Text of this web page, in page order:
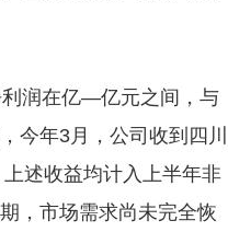
润在亿—亿元之间，与
今年3月，公司收到四川
述收益均计入上半年非
，市场需求尚未完全恢